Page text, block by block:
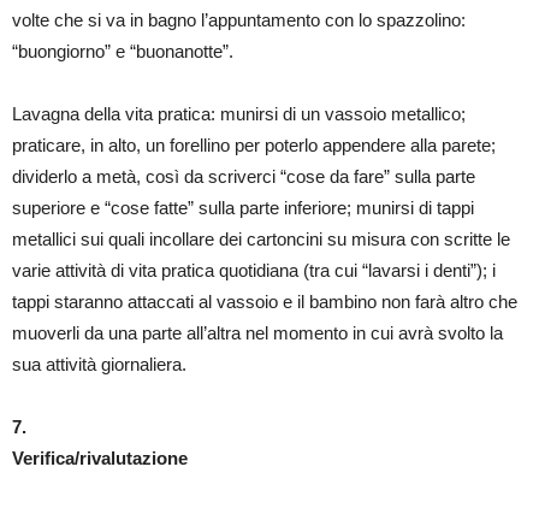
volte che si va in bagno l’appuntamento con lo spazzolino:
“buongiorno” e “buonanotte”.
Lavagna della vita pratica: munirsi di un vassoio metallico;
praticare, in alto, un forellino per poterlo appendere alla parete;
dividerlo a metà, così da scriverci “cose da fare” sulla parte
superiore e “cose fatte” sulla parte inferiore; munirsi di tappi
metallici sui quali incollare dei cartoncini su misura con scritte le
varie attività di vita pratica quotidiana (tra cui “lavarsi i denti”); i
tappi staranno attaccati al vassoio e il bambino non farà altro che
muoverli da una parte all’altra nel momento in cui avrà svolto la
sua attività giornaliera.
7.
Verifica/rivalutazione